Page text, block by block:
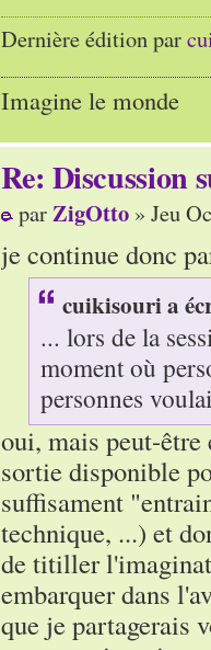
Dernière édition par
Imagine le monde
Re: Discussion
parZigOtto » Jeu
je continue donc
cuikisouri a
... lors de la
moment où
personnes
oui, mais peut-être
sortie disponible
suffisament
technique, ...) et
de titiller
embarquer dans
que je partagerais